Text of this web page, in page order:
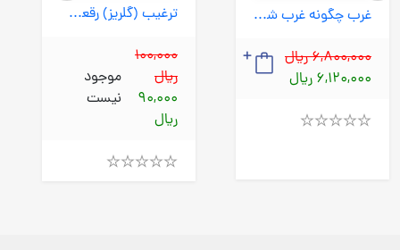
ترغیب (گلریز) رقعی شومیز
100,000
ریال
90,000
ریال
موجود
نیست
غرب چگونه غرب شد؟ (روزنه) رقعی شومیز
6,800,000 ریال
6,120,000 ریال